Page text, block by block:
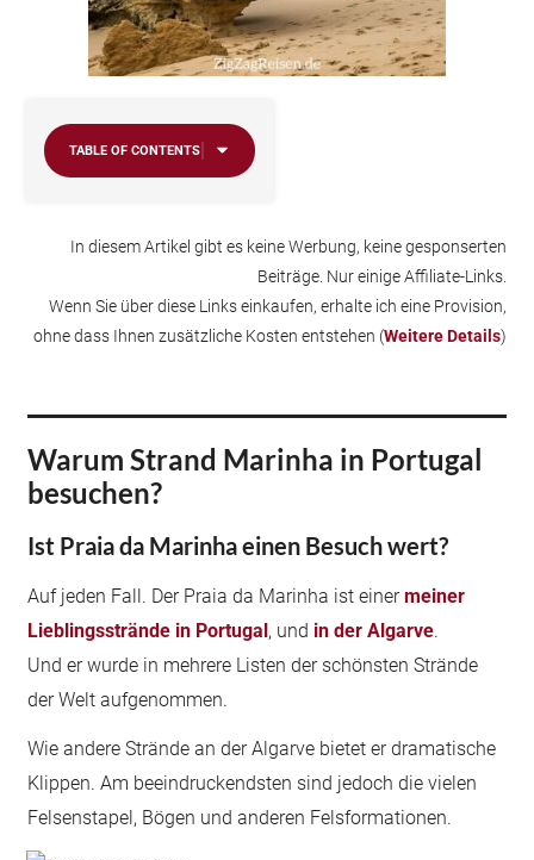
TABLE OF CONTENTS
In diesem Artikel gibt es keine Werbung, keine gesponserten
Beiträge. Nur einige Affiliate-Links.
Wenn Sie über diese Links einkaufen, erhalte ich eine Provision,
ohne dass Ihnen zusätzliche Kosten entstehen (Weitere Details)
Warum Strand Marinha in Portugal
besuchen?
Ist Praia da Marinha einen Besuch wert?
Auf jeden Fall. Der Praia da Marinha ist einermeiner
Lieblingsstrände in Portugal, und in der Algarve.
Und er wurde in mehrere Listen der schönsten Strände
der Welt aufgenommen.
Wie andere Strände an der Algarve bietet er dramatische
Klippen. Am beeindruckendsten sind jedoch die vielen
Felsenstapel, Bögen und anderen Felsformationen.